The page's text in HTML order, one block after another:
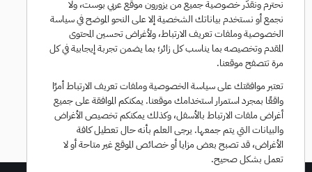
تحميل المزيد
نحترم ونقدّر خصوصية جميع من يزورون موقع عربي بوست، ولا
نجمع أو نستخدم بياناتك الشخصية إلا على النحو الموضح في سياسة
الخصوصية وملفات تعريف الارتباط، ولأغراض تحسين المحتوى
المقدم وتخصيصه بما يناسب كل زائر؛ بما يضمن تجربة إيجابية في كل
مرة تتصفح موقعنا.
تعتبر موافقتك على سياسة الخصوصية وملفات تعريف الارتباط أمرًا
واقعًا بمجرد استمرار استخدامك موقعنا. يمكنكم الموافقة على جميع
أغراض ملفات الارتباط بالأسفل، وكذلك يمكنكم تخصيص الأغراض
والبيانات التي يتم جمعها. يرجى العلم بأنه حال تعطيل كافة
الأغراض، قد تصبح بعض مزايا أو خصائص الموقع غير متاحة أو لا
تعمل بشكل صحيح.